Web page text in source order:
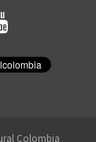
Colombia